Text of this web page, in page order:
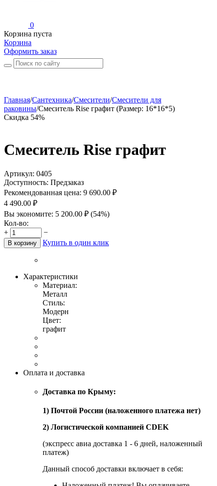
0
Корзина пуста
Корзина
Оформить заказ
Главная/Сантехника/Смесители/Смесители для
раковины/Смеситель Rise графит (Размер: 16*16*5)
Скидка 54%
Смеситель Rise графит
Артикул: 0405
Доступность: Предзаказ
Рекомендованная цена: 9 690.00 ₽
4 490.00 ₽
Вы экономите: 5 200.00 ₽ (54%)
Кол-во:
+
−
В корзину Купить в один клик
Характеристики
Материал:
Металл
Стиль:
Модерн
Цвет:
графит
Оплата и доставка
Доставка по Крыму:
1) Почтой России (наложенного платежа нет)
2) Логистической компанией CDEK
(экспресс авиа доставка 1 - 6 дней, наложенный
платеж)
Данный способ доставки включает в себя: